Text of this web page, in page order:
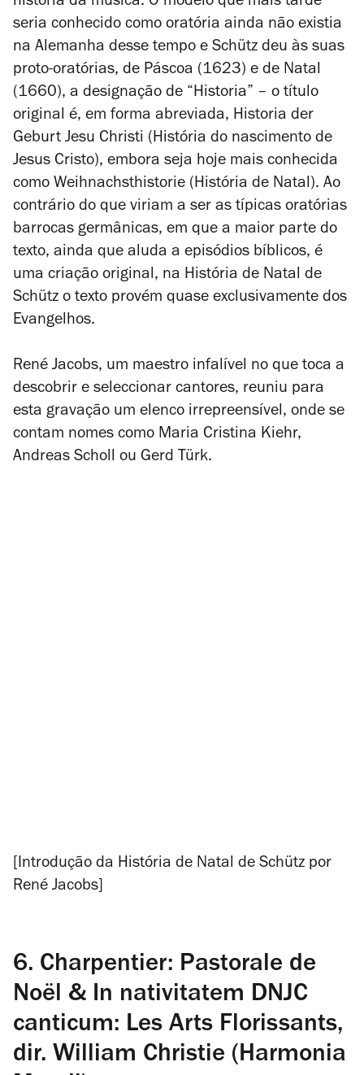
seria conhecido como oratória ainda não existia
na Alemanha desse tempo e Schütz deu às suas
proto-oratórias, de Páscoa (1623) e de Natal
(1660), a designação de “Historia” – o título
original é, em forma abreviada, Historia der
Geburt Jesu Christi (História do nascimento de
Jesus Cristo), embora seja hoje mais conhecida
como Weihnachsthistorie (História de Natal). Ao
contrário do que viriam a ser as típicas oratórias
barrocas germânicas, em que a maior parte do
texto, ainda que aluda a episódios bíblicos, é
uma criação original, na História de Natal de
Schütz o texto provém quase exclusivamente dos
Evangelhos.
René Jacobs, um maestro infalível no que toca a
descobrir e seleccionar cantores, reuniu para
esta gravação um elenco irrepreensível, onde se
contam nomes como Maria Cristina Kiehr,
Andreas Scholl ou Gerd Türk.
[Introdução da História de Natal de Schütz por
René Jacobs]
6. Charpentier: Pastorale de
Noël & In nativitatem DNJC
canticum: Les Arts Florissants,
dir. William Christie (Harmonia